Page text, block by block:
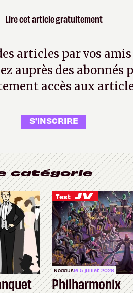
Lire cet article gratuitement
articles par vos amis
auprès des abonnés
accès aux
S'INSCRIRE
catégorie
Test
Noddusle 5 juillet 2026
Philharmonix